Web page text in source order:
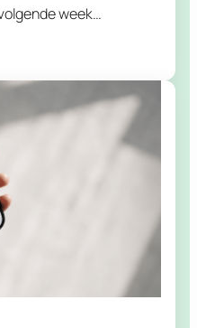
week
dezelfde